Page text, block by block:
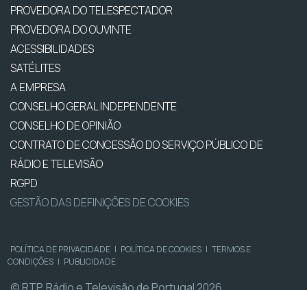
PROVEDORA DO TELESPECTADOR
PROVEDORA DO OUVINTE
ACESSIBILIDADES
SATÉLITES
A EMPRESA
CONSELHO GERAL INDEPENDENTE
CONSELHO DE OPINIÃO
CONTRATO DE CONCESSÃO DO SERVIÇO PÚBLICO DE
RÁDIO E TELEVISÃO
RGPD
GESTÃO DAS DEFINIÇÕES DE COOKIES
POLÍTICA DE PRIVACIDADE | POLÍTICA DE COOKIES | TERMOS E
CONDIÇÕES | PUBLICIDADE